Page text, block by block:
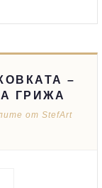
–
ГРИЖА
от StefArt